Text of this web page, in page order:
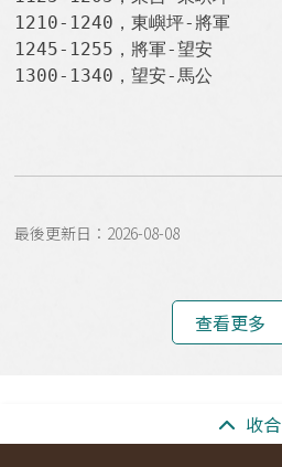
1210-1240，東嶼坪-將軍
1245-1255，將軍-望安
1300-1340，望安-馬公
最後更新日：2026-08-08
查看更多
收合